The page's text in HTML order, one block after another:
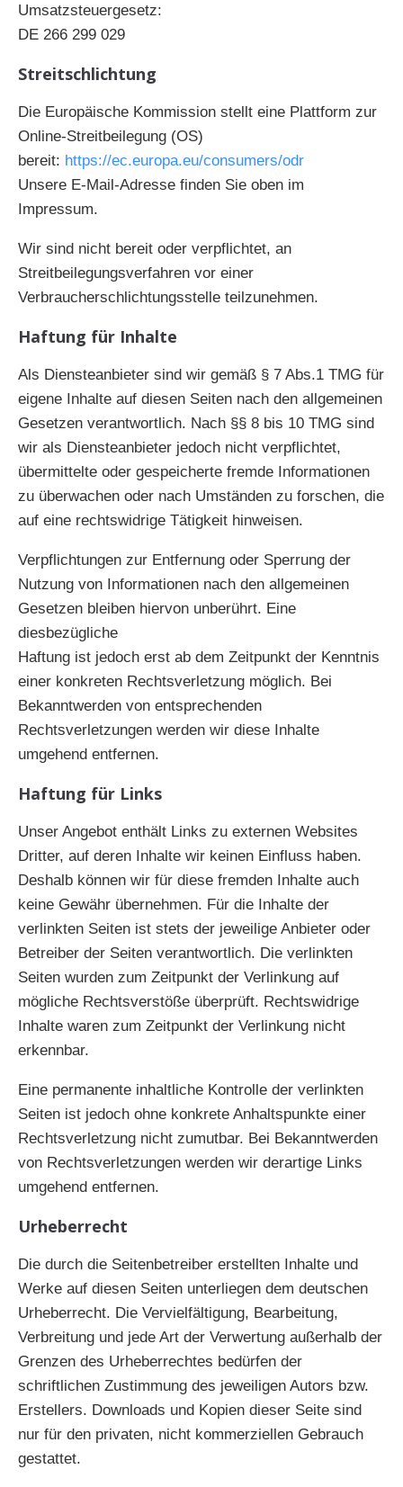
Umsatzsteuergesetz:
DE 266 299 029
Streitschlichtung
Die Europäische Kommission stellt eine Plattform zur
Online-Streitbeilegung (OS)
bereit: https://ec.europa.eu/consumers/odr
Unsere E-Mail-Adresse finden Sie oben im
Impressum.
Wir sind nicht bereit oder verpflichtet, an
Streitbeilegungsverfahren vor einer
Verbraucherschlichtungsstelle teilzunehmen.
Haftung für Inhalte
Als Diensteanbieter sind wir gemäß § 7 Abs.1 TMG für
eigene Inhalte auf diesen Seiten nach den allgemeinen
Gesetzen verantwortlich. Nach §§ 8 bis 10 TMG sind
wir als Diensteanbieter jedoch nicht verpflichtet,
übermittelte oder gespeicherte fremde Informationen
zu überwachen oder nach Umständen zu forschen, die
auf eine rechtswidrige Tätigkeit hinweisen.
Verpflichtungen zur Entfernung oder Sperrung der
Nutzung von Informationen nach den allgemeinen
Gesetzen bleiben hiervon unberührt. Eine
diesbezügliche
Haftung ist jedoch erst ab dem Zeitpunkt der Kenntnis
einer konkreten Rechtsverletzung möglich. Bei
Bekanntwerden von entsprechenden
Rechtsverletzungen werden wir diese Inhalte
umgehend entfernen.
Haftung für Links
Unser Angebot enthält Links zu externen Websites
Dritter, auf deren Inhalte wir keinen Einfluss haben.
Deshalb können wir für diese fremden Inhalte auch
keine Gewähr übernehmen. Für die Inhalte der
verlinkten Seiten ist stets der jeweilige Anbieter oder
Betreiber der Seiten verantwortlich. Die verlinkten
Seiten wurden zum Zeitpunkt der Verlinkung auf
mögliche Rechtsverstöße überprüft. Rechtswidrige
Inhalte waren zum Zeitpunkt der Verlinkung nicht
erkennbar.
Eine permanente inhaltliche Kontrolle der verlinkten
Seiten ist jedoch ohne konkrete Anhaltspunkte einer
Rechtsverletzung nicht zumutbar. Bei Bekanntwerden
von Rechtsverletzungen werden wir derartige Links
umgehend entfernen.
Urheberrecht
Die durch die Seitenbetreiber erstellten Inhalte und
Werke auf diesen Seiten unterliegen dem deutschen
Urheberrecht. Die Vervielfältigung, Bearbeitung,
Verbreitung und jede Art der Verwertung außerhalb der
Grenzen des Urheberrechtes bedürfen der
schriftlichen Zustimmung des jeweiligen Autors bzw.
Erstellers. Downloads und Kopien dieser Seite sind
nur für den privaten, nicht kommerziellen Gebrauch
gestattet.